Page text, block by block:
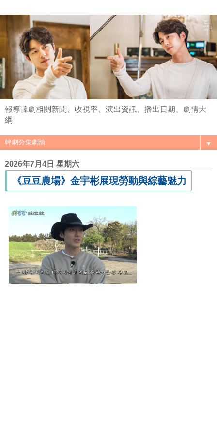
報導韓劇相關新聞、收視率、演出資訊、播出日期、劇情大
綱
▼
2026年7月4日 星期六
《豆豆農場》金宇彬展現勞動與綜藝魅力